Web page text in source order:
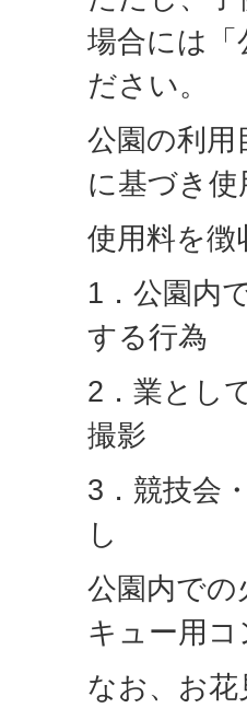
場合には「
ださい。
公園の利用
に基づき
使用料を徴
1．公園内
する行為
2．業とし
撮影
3．競技会
し
公園内での
キュー用
なお、お